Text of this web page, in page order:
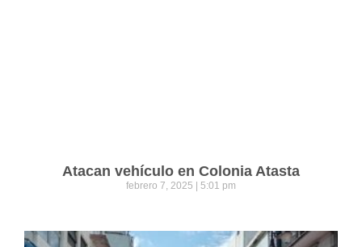
Atacan vehículo en Colonia Atasta
febrero 7, 2025 5:01 pm